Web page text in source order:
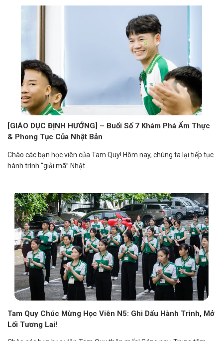
[GIÁO DỤC ĐỊNH HƯỚNG] – Buổi Số 7 Khám Phá Ẩm Thực
& Phong Tục Của Nhật Bản
Chào các bạn học viên của Tam Quy! Hôm nay, chúng ta lại tiếp tục
hành trình “giải mã” Nhật...
Tam Quy Chúc Mừng Học Viên N5: Ghi Dấu Hành Trình, Mở
Lối Tương Lai!